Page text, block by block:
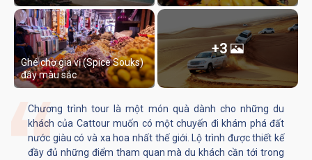
Ghé chợ gia vị (Spice Souks)
đầy màu sắc
+3
Chương trình tour là một món quà dành cho những du
khách của Cattour muốn có một chuyến đi khám phá đất
nước giàu có và xa hoa nhất thế giới. Lộ trình được thiết kế
đầy đủ những điểm tham quan mà du khách cần tới trong